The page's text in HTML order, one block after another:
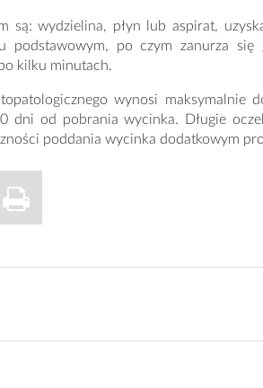
są: wydzielina, płyn lub aspirat,
podstawowym, po czym zanurza
kilku minutach.
wynosi maksymalnie
od pobrania wycinka. Długie
poddania wycinka dodatkowym
co-to-jest-i-jak-interpretowac-